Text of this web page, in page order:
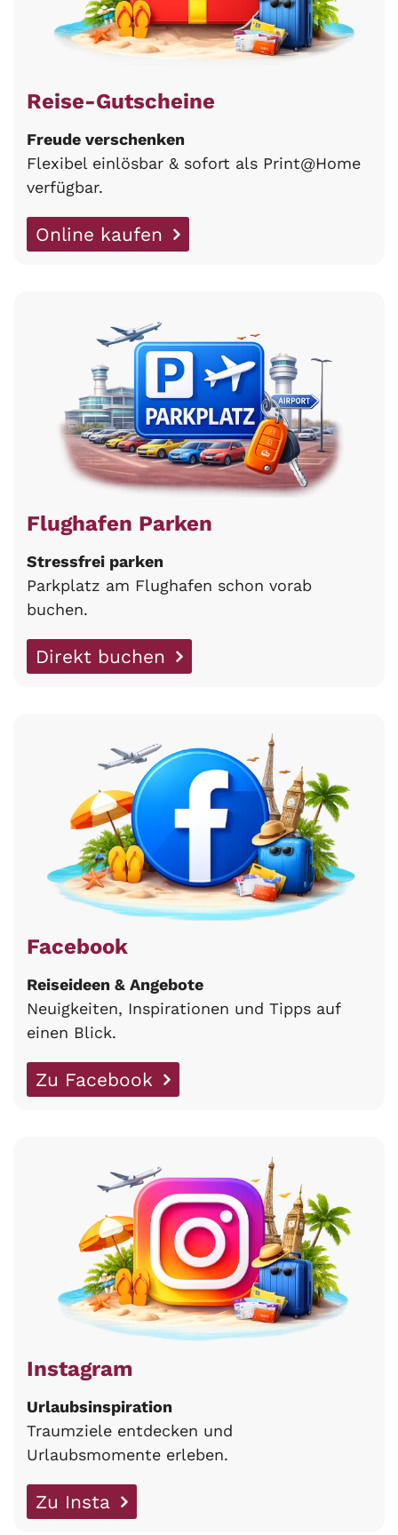
Reise-Gutscheine
Freude verschenken
Flexibel einlösbar & sofort als Print@Home
verfügbar.
Online kaufen
Flughafen Parken
Stressfrei parken
Parkplatz am Flughafen schon vorab
buchen.
Direkt buchen
Facebook
Reiseideen & Angebote
Neuigkeiten, Inspirationen und Tipps auf
einen Blick.
Zu Facebook
Instagram
Urlaubsinspiration
Traumziele entdecken und
Urlaubsmomente erleben.
Zu Insta